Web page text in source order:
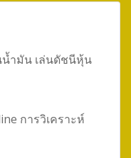
น้ำมัน เล่นดัชนีหุ้น
การวิเคราะห์